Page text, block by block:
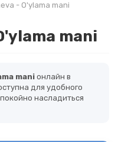
- O'ylama mani
mani
mani онлайн в
для удобного
насладиться